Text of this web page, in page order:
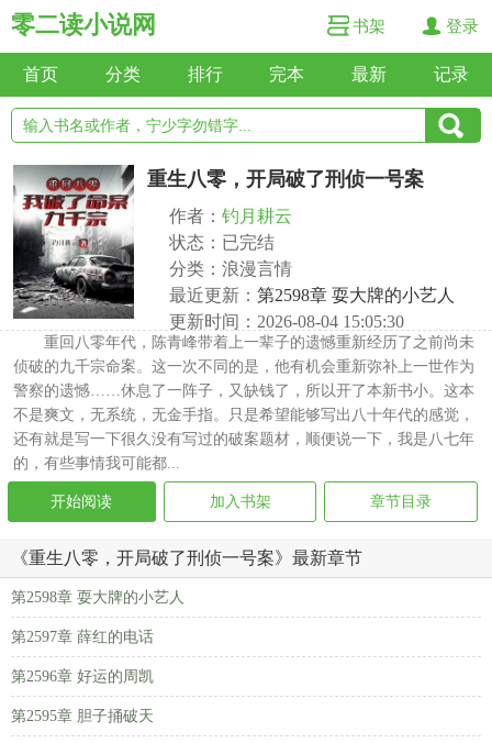
零二读小说网 书架 登录
首页 分类 排行 完本 最新 记录
重生八零，开局破了刑侦一号案
作者： 钓月耕云
状态：已完结
分类：浪漫言情
最近更新： 第2598章 耍大牌的小艺人
更新时间：2026-08-04 15:05:30
重回八零年代，陈青峰带着上一辈子的遗憾重新经历了之前尚未
侦破的九千宗命案。这一次不同的是，他有机会重新弥补上一世作为
警察的遗憾……休息了一阵子，又缺钱了，所以开了本新书小。这本
不是爽文，无系统，无金手指。只是希望能够写出八十年代的感觉，
还有就是写一下很久没有写过的破案题材，顺便说一下，我是八七年
的，有些事情我可能都...
开始阅读 加入书架 章节目录
《重生八零，开局破了刑侦一号案》最新章节
第2598章 耍大牌的小艺人
第2597章 薛红的电话
第2596章 好运的周凯
第2595章 胆子捅破天